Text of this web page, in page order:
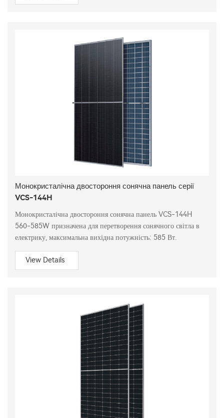
Монокристалічна двостороння сонячна панель серії
VCS-144H
Монокристалічна двостороння сонячна панель VCS-144H
560-585W призначена для перетворення сонячного світла в
електрику, максимальна вихідна потужність: 585 Вт.
View Details